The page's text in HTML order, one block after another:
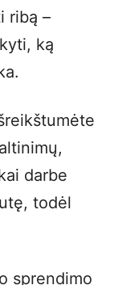
ribą –
ką
darbe
todėl
sprendimo